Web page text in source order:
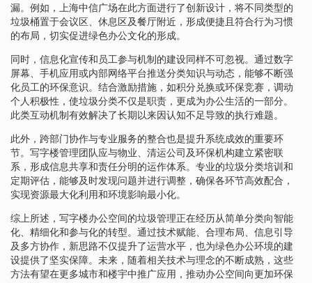
漏。例如，上海中信广场在此方面进行了创新设计，将不同类型的
垃圾桶置于会议区、休息区及餐厅附近，形成便捷且符合行为习惯
的布局，切实促进绿色办公文化的形成。
同时，信息化宣传和员工参与机制的建设同样不可忽视。通过数字
屏幕、手机应用或内部网络平台推送分类知识与动态，能够不断强
化员工的环保意识。结合激励措施，如积分兑换或环保竞赛，调动
个人积极性，使垃圾分类不仅是职责，更成为办公生活的一部分。
此类互动机制有效解决了长期以来因认知不足导致的执行难题。
此外，跨部门协作与专业服务的整合也是提升系统成效的重要环
节。写字楼管理团队应与物业、清运公司及环保机构建立紧密联
系，形成信息共享和责任分明的运作体系。专业的垃圾分类培训和
定期评估，能够及时发现问题并进行调整，确保各环节高效配合，
实现资源最大化利用和环境影响最小化。
综上所述，写字楼办公空间的垃圾管理正在经历从简单分类向智能
化、精细化和参与化的转型。通过技术赋能、合理布局、信息引导
及多方协作，新思路不仅提升了运营水平，也为绿色办公环境的建
设提供了坚实保障。未来，随着相关技术与理念的不断成熟，这些
方法有望在更多城市和楼宇中推广应用，推动办公空间向更加环保